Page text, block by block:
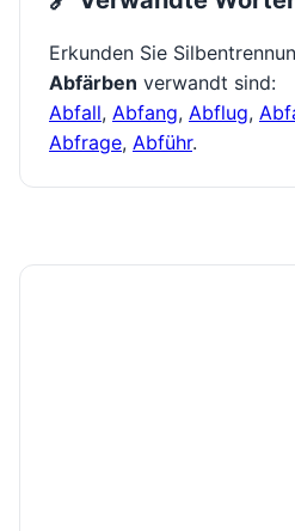
Erkunden Sie
Abfärben verwandt sind:
Abfall, Abfang, Abflug,
Abfrage, Abführ.